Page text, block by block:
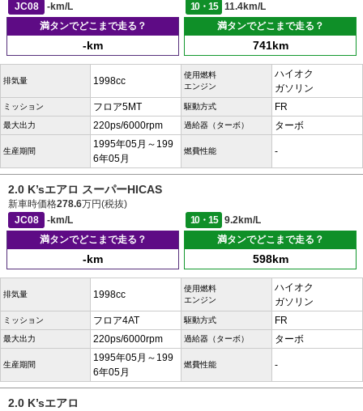
JC08
-km/L 10・15
11.4km/L
満タンでどこまで走る？
-km
満タンでどこまで走る？
741km
排気量 1998cc
使用燃料
エンジン
ハイオク
ガソリン
ミッション フロア5MT 駆動方式 FR
最大出力 220ps/6000rpm 過給器（ターボ） ターボ
生産期間
1995年05月～199
6年05月
燃費性能 -
2.0 K’sエアロ スーパーHICAS
新車時価格278.6万円(税抜)
JC08
-km/L 10・15
9.2km/L
満タンでどこまで走る？
-km
満タンでどこまで走る？
598km
排気量 1998cc
使用燃料
エンジン
ハイオク
ガソリン
ミッション フロア4AT 駆動方式 FR
最大出力 220ps/6000rpm 過給器（ターボ） ターボ
生産期間
1995年05月～199
6年05月
燃費性能 -
2.0 K’sエアロ